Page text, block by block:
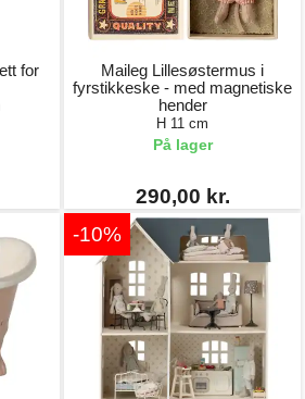
for
Maileg Lillesøstermus i
fyrstikkeske - med magnetiske
hender
H 11 cm
På lager
290,00 kr.
-10%